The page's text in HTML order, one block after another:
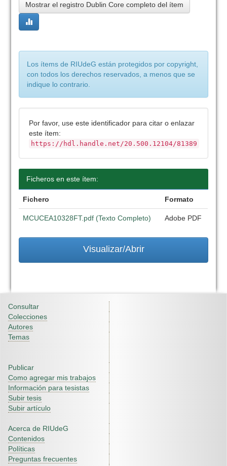
Mostrar el registro Dublin Core completo del ítem
Los ítems de RIUdeG están protegidos por copyright,
con todos los derechos reservados, a menos que se
indique lo contrario.
Por favor, use este identificador para citar o enlazar
este ítem:
https://hdl.handle.net/20.500.12104/81389
Ficheros en este ítem:
Fichero Formato
MCUCEA10328FT.pdf (Texto Completo) Adobe PDF
Visualizar/Abrir
Consultar
Colecciones
Autores
Temas
Publicar
Como agregar mis trabajos
Información para tesistas
Subir tesis
Subir artículo
Acerca de RIUdeG
Contenidos
Políticas
Preguntas frecuentes